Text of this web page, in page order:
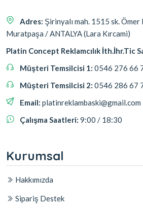
Adres: Şirinyalı mah. 1515 sk.
Muratpaşa / ANTALYA (Lara Kırcami)
Platin Concept Reklamcılık İth.İhr.Tic
Müşteri Temsilcisi 1: 0546 276 66
Müşteri Temsilcisi 2: 0546 286 67
Email: platinreklambaski@gmail.com
Çalışma Saatleri: 9:00 / 18:30
Kurumsal
Hakkımızda
Sipariş Destek